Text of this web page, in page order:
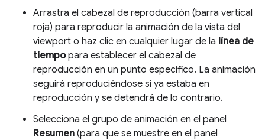
Arrastra el cabezal de reproducción (barra vertical
roja) para reproducir la animación de la vista del
viewport o haz clic en cualquier lugar de la línea de
tiempopara establecer el cabezal de
reproducción en un punto específico. La animación
seguirá reproduciéndose si ya estaba en
reproducción y se detendrá de lo contrario.
Selecciona el grupo de animación en el panel
Resumen (para que se muestre en el panel